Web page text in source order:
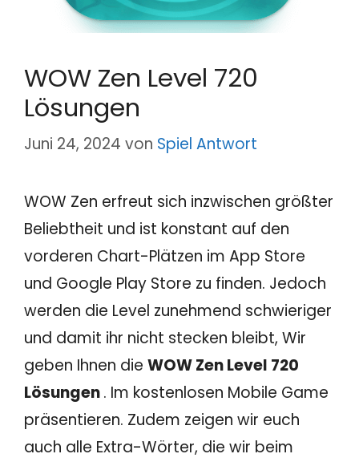
WOW Zen Level 720
Lösungen
Juni 24, 2024 von Spiel Antwort
WOW Zen erfreut sich inzwischen größter
Beliebtheit und ist konstant auf den
vorderen Chart-Plätzen im App Store
und Google Play Store zu finden. Jedoch
werden die Level zunehmend schwieriger
und damit ihr nicht stecken bleibt, Wir
geben Ihnen die WOW Zen Level 720
Lösungen. Im kostenlosen Mobile Game
präsentieren. Zudem zeigen wir euch
auch alle Extra-Wörter, die wir beim